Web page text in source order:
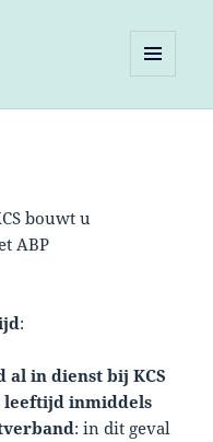
bouwt u
ABP
:
al in dienst bij KCS
leeftijd inmiddels
: in dit geval